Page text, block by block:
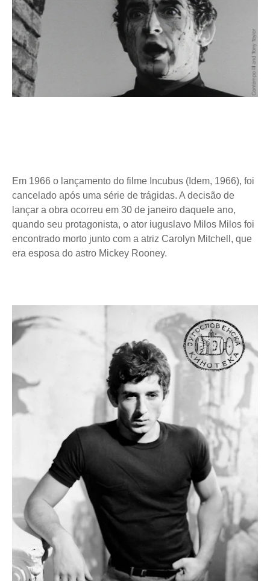
Em 1966 o lançamento do filme Incubus (Idem, 1966), foi
cancelado após uma série de trágidas. A decisão de
lançar a obra ocorreu em 30 de janeiro daquele ano,
quando seu protagonista, o ator iuguslavo Milos Milos foi
encontrado morto junto com a atriz Carolyn Mitchell, que
era esposa do astro Mickey Rooney.